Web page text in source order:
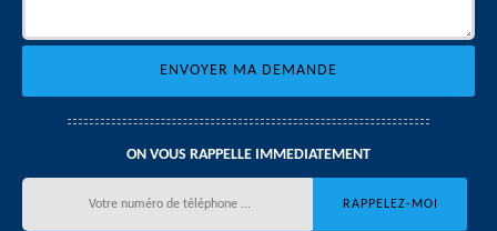
ON VOUS RAPPELLE IMMEDIATEMENT